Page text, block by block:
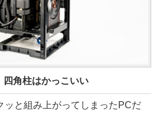
角柱はかっこいい
と組み上がってしまったPCだ